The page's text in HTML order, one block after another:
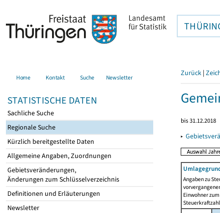
Home Kontakt Suche Newsletter
STATISTISCHE DATEN
Sachliche Suche
Regionale Suche
Kürzlich bereitgestellte Daten
Allgemeine Angaben, Zuordnungen
Gebietsveränderungen,
Änderungen zum Schlüsselverzeichnis
Definitionen und Erläuterungen
Newsletter
Zurück |
bis 31.12.2018
▸
Angaben zu
Einwohner